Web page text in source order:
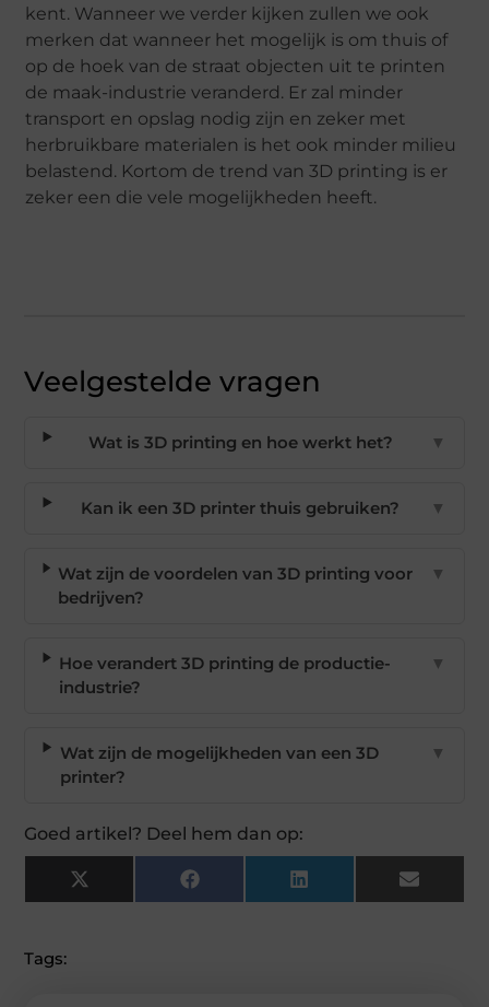
kent. Wanneer we verder kijken zullen we ook
merken dat wanneer het mogelijk is om thuis of
op de hoek van de straat objecten uit te printen
de maak-industrie veranderd. Er zal minder
transport en opslag nodig zijn en zeker met
herbruikbare materialen is het ook minder milieu
belastend. Kortom de trend van 3D printing is er
zeker een die vele mogelijkheden heeft.
Veelgestelde vragen
Wat is 3D printing en hoe werkt het? ▼
Kan ik een 3D printer thuis gebruiken? ▼
Wat zijn de voordelen van 3D printing voor
bedrijven?
▼
Hoe verandert 3D printing de productie-
industrie?
▼
Wat zijn de mogelijkheden van een 3D
printer?
▼
Goed artikel? Deel hem dan op:
X
(Twitter)
Facebook LinkedIn Email
Tags: